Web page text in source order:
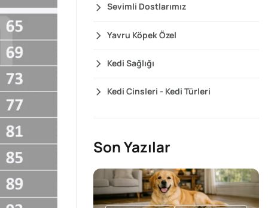
Sevimli Dostlarımız
Yavru Köpek Özel
Kedi Sağlığı
Kedi Cinsleri - Kedi Türleri
Son Yazılar